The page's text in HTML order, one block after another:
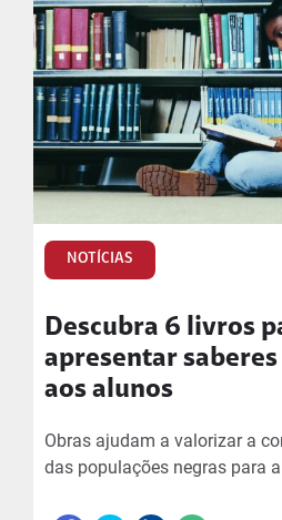
NOTÍCIAS
Descubra 6 livros
apresentar
aos alunos
Obras ajudam a valorizar a
das populações negras para